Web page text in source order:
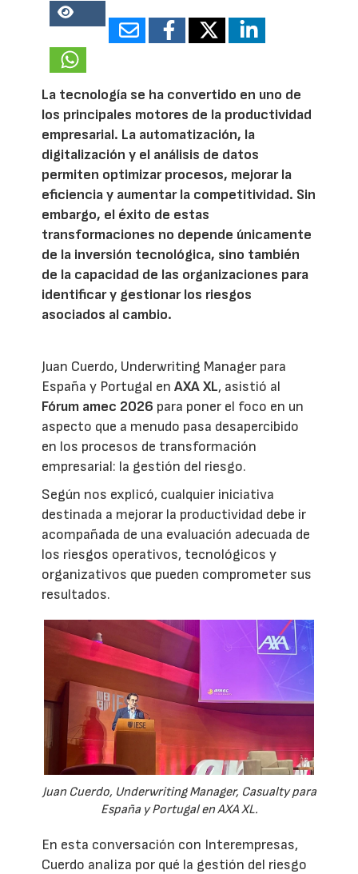
13486
La tecnología se ha convertido en uno de
los principales motores de la productividad
empresarial. La automatización, la
digitalización y el análisis de datos
permiten optimizar procesos, mejorar la
eficiencia y aumentar la competitividad. Sin
embargo, el éxito de estas
transformaciones no depende únicamente
de la inversión tecnológica, sino también
de la capacidad de las organizaciones para
identificar y gestionar los riesgos
asociados al cambio.
Juan Cuerdo, Underwriting Manager para
España y Portugal enAXA XL, asistió al
Fórum amec 2026 para poner el foco en un
aspecto que a menudo pasa desapercibido
en los procesos de transformación
empresarial: la gestión del riesgo.
Según nos explicó, cualquier iniciativa
destinada a mejorar la productividad debe ir
acompañada de una evaluación adecuada de
los riesgos operativos, tecnológicos y
organizativos que pueden comprometer sus
resultados.
Juan Cuerdo, Underwriting Manager, Casualty para
España y Portugal en AXA XL.
En esta conversación con Interempresas,
Cuerdo analiza por qué la gestión del riesgo